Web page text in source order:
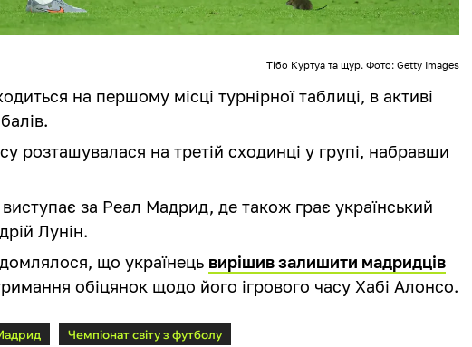
Тібо Куртуа та щур. Фото: Getty Images
на першому місці турнірної таблиці, в активі
розташувалася на третій сходинці у групі, набравши
виступає за Реал Мадрид, де також грає український
Лунін.
що українець вирішив залишити мадридців
обіцянок щодо його ігрового часу Хабі Алонсо.
Чемпіонат світу з футболу